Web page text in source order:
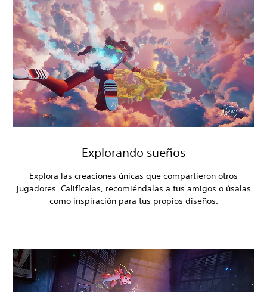
Explorando sueños
Explora las creaciones únicas que compartieron otros
jugadores. Califícalas, recomiéndalas a tus amigos o úsalas
como inspiración para tus propios diseños.